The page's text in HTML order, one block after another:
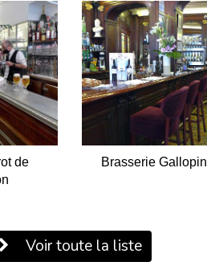
de
Brasserie Gallopin
Voir toute la liste